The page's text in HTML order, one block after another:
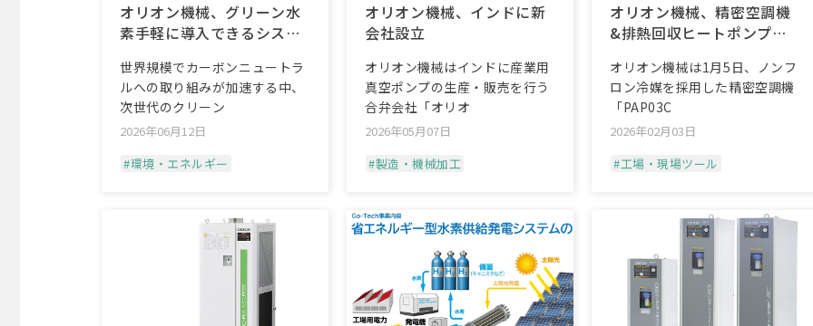
オリオン機械、グリーン水
素手軽に導入できるシステ
世界規模でカーボンニュートラ
ルへの取り組みが加速する中、
次世代のクリーン
2026年06月12日
#環境・エネルギー
オリオン機械、インドに新
会社設立
オリオン機械はインドに産業用
真空ポンプの生産・販売を行う
合弁会社「オリオ
2026年05月07日
#製造・機械加工
オリオン機械、精密空調機
&排熱回収ヒートポンプ新
オリオン機械は1月5日、ノンフ
ロン冷媒を採用した精密空調機
「PAP03C
2026年02月03日
#工場・現場ツール